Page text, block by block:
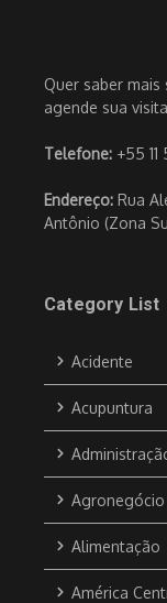
Quer saber mais
agende sua
Telefone: +55
Endereço: Rua
Antônio (Zona
Category List
Acidente
Acupuntura
Agronegócio
Alimentação
América